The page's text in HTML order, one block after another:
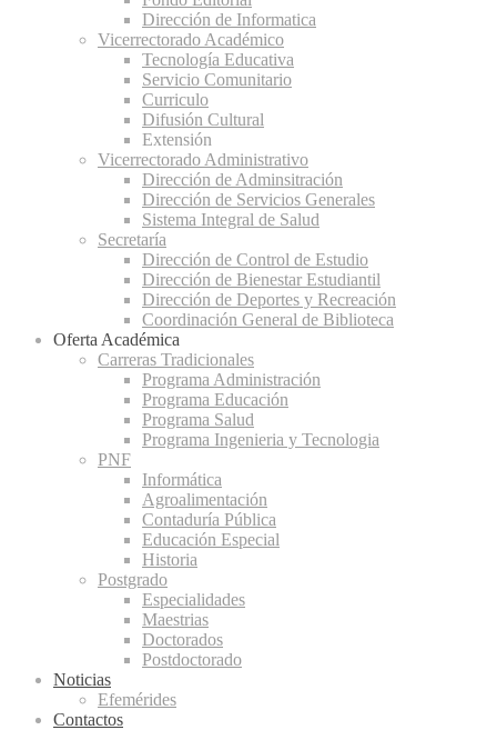
Dirección de Informatica
Vicerrectorado Académico
Tecnología Educativa
Servicio Comunitario
Curriculo
Difusión Cultural
Extensión
Vicerrectorado Administrativo
Dirección de Adminsitración
Dirección de Servicios Generales
Sistema Integral de Salud
Secretaría
Dirección de Control de Estudio
Dirección de Bienestar Estudiantil
Dirección de Deportes y Recreación
Coordinación General de Biblioteca
Oferta Académica
Carreras Tradicionales
Programa Administración
Programa Educación
Programa Salud
Programa Ingenieria y Tecnologia
PNF
Informática
Agroalimentación
Contaduría Pública
Educación Especial
Historia
Postgrado
Especialidades
Maestrias
Doctorados
Postdoctorado
Noticias
Efemérides
Contactos